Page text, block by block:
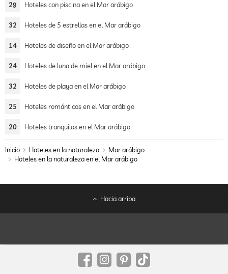
29 Hoteles con piscina en el Mar arábigo
32 Hoteles de 5 estrellas en el Mar arábigo
14 Hoteles de diseño en el Mar arábigo
24 Hoteles de luna de miel en el Mar arábigo
32 Hoteles de playa en el Mar arábigo
25 Hoteles románticos en el Mar arábigo
20 Hoteles tranquilos en el Mar arábigo
Inicio Hoteles en la naturaleza
Mar arábigo
Hoteles en la naturaleza en el Mar arábigo
Hacia arriba